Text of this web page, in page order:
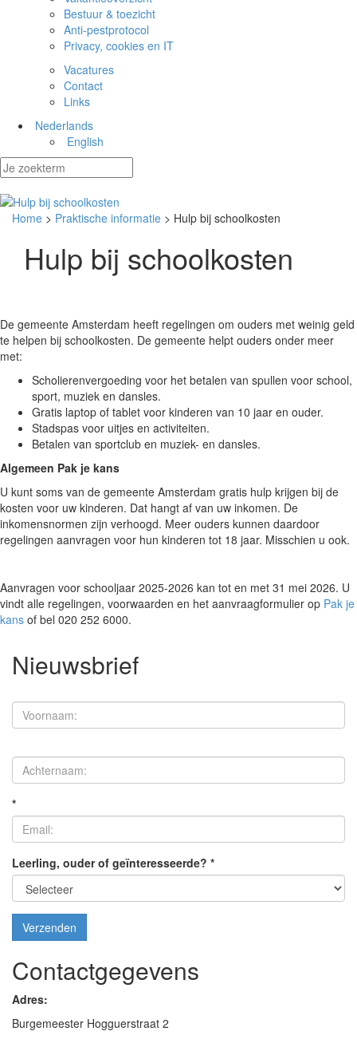
Bestuur & toezicht
Anti-pestprotocol
Privacy, cookies en IT
Vacatures
Contact
Links
Nederlands
English
Home > Praktische informatie > Hulp bij schoolkosten
Hulp bij schoolkosten
De gemeente Amsterdam heeft regelingen om ouders met weinig geld
te helpen bij schoolkosten. De gemeente helpt ouders onder meer
met:
Scholierenvergoeding voor het betalen van spullen voor school,
sport, muziek en dansles.
Gratis laptop of tablet voor kinderen van 10 jaar en ouder.
Stadspas voor uitjes en activiteiten.
Betalen van sportclub en muziek- en dansles.
Algemeen Pak je kans
U kunt soms van de gemeente Amsterdam gratis hulp krijgen bij de
kosten voor uw kinderen. Dat hangt af van uw inkomen. De
inkomensnormen zijn verhoogd. Meer ouders kunnen daardoor
regelingen aanvragen voor hun kinderen tot 18 jaar. Misschien u ook.
Aanvragen voor schooljaar 2025-2026 kan tot en met 31 mei 2026. U
vindt alle regelingen, voorwaarden en het aanvraagformulier op Pak je
kans of bel 020 252 6000.
Nieuwsbrief
*
Leerling, ouder of geïnteresseerde? *
Verzenden
Contactgegevens
Adres:
Burgemeester Hogguerstraat 2